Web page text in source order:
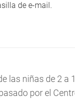
de e-mail.
las niñas de 2
por el